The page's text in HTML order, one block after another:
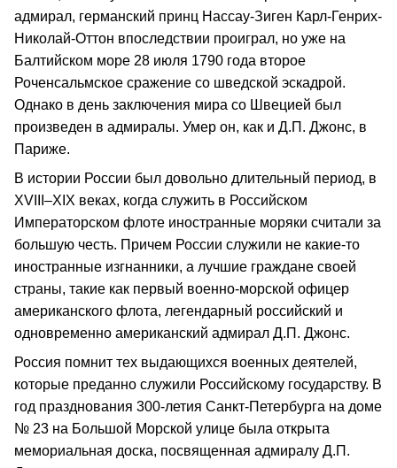
адмирал, германский принц Нассау-Зиген Карл-Генрих-
Николай-Оттон впоследствии проиграл, но уже на
Балтийском море 28 июля 1790 года второе
Роченсальмское сражение со шведской эскадрой.
Однако в день заключения мира со Швецией был
произведен в адмиралы. Умер он, как и Д.П. Джонс, в
Париже.
В истории России был довольно длительный период, в
XVIII–XIX веках, когда служить в Российском
Императорском флоте иностранные моряки считали за
большую честь. Причем России служили не какие-то
иностранные изгнанники, а лучшие граждане своей
страны, такие как первый военно-морской офицер
американского флота, легендарный российский и
одновременно американский адмирал Д.П. Джонс.
Россия помнит тех выдающихся военных деятелей,
которые преданно служили Российскому государству. В
год празднования 300-летия Санкт-Петербурга на доме
№ 23 на Большой Морской улице была открыта
мемориальная доска, посвященная адмиралу Д.П.